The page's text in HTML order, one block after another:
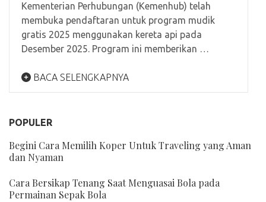
Kementerian Perhubungan (Kemenhub) telah
membuka pendaftaran untuk program mudik
gratis 2025 menggunakan kereta api pada
Desember 2025. Program ini memberikan …
BACA SELENGKAPNYA
POPULER
Begini Cara Memilih Koper Untuk Traveling yang Aman
dan Nyaman
Cara Bersikap Tenang Saat Menguasai Bola pada
Permainan Sepak Bola